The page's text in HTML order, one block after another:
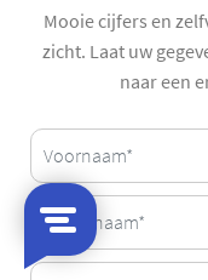
Mooie cijfers en
zicht. Laat uw
naar een